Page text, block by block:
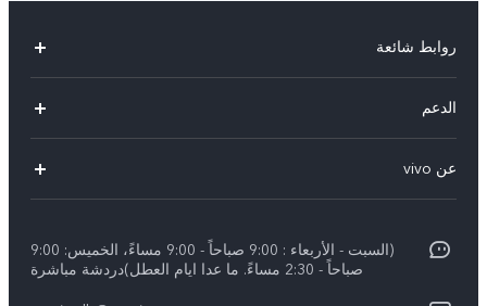
روابط شائعة
V29 Lite
Y27s
الدعم
مركز خدمات
Funtouch OS
عن vivo
الأخبار
الإشعارات القانونية
(السبت - الأربعاء : 9:00 صباحاً - 9:00 مساءً، الخميس: 9:00
صباحاً - 2:30 مساءً. ما عدا ايام العطل)دردشة مباشرة